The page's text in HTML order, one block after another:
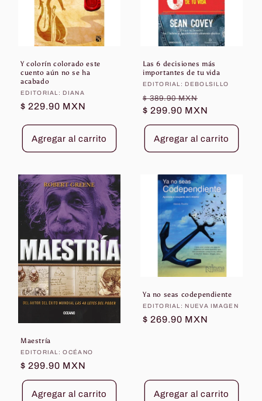
Y colorín colorado este
cuento aún no se ha
acabado
Proveedor:
EDITORIAL: DIANA
Precio
$ 229.90 MXN
Agregar al carrito
Las 6 decisiones más
importantes de tu vida
Proveedor:
EDITORIAL: DEBOLSILLO
Precio
habitual
$ 389.90 MXN
de
oferta
$ 299.90 MXN
Agregar al carrito
Maestría
Proveedor:
EDITORIAL: OCÉANO
Precio
habitual
$ 299.90 MXN
Agregar al carrito
Ya no seas codependiente
Proveedor:
EDITORIAL: NUEVA IMAGEN
Precio
$ 269.90 MXN
Agregar al carrito